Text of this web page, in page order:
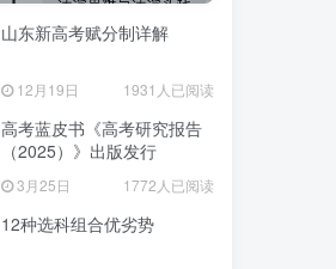
山东新高考赋分制详解
12月19日 1931人已阅读
高考蓝皮书《高考研究报告
（2025）》出版发行
3月25日 1772人已阅读
12种选科组合优劣势